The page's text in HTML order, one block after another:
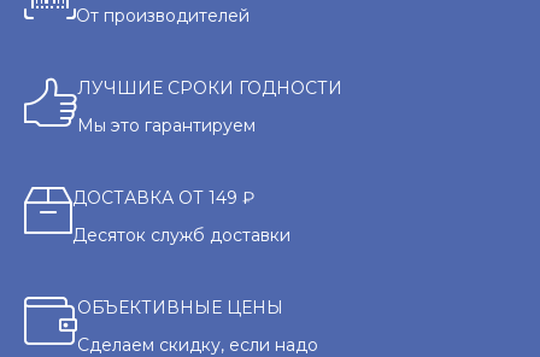
От производителей
ЛУЧШИЕ СРОКИ ГОДНОСТИ
Мы это гарантируем
ДОСТАВКА ОТ 149 ₽
Десяток служб доставки
ОБЪЕКТИВНЫЕ ЦЕНЫ
Сделаем скидку, если надо